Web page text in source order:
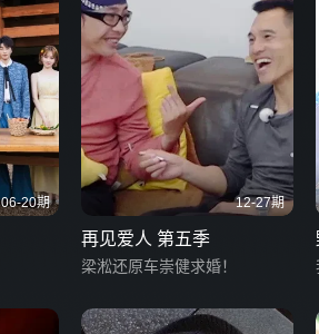
06-20期 12-27期
再见爱人 第五季
梁淞还原车崇健求婚！